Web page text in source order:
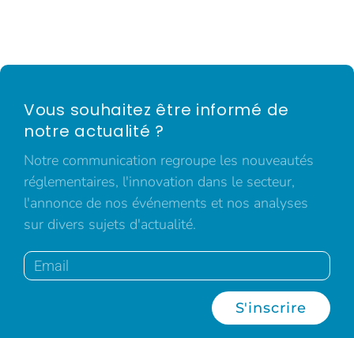
Vous souhaitez être informé de
notre actualité ?
Notre communication regroupe les nouveautés
réglementaires, l'innovation dans le secteur,
l'annonce de nos événements et nos analyses
sur divers sujets d'actualité.
S'inscrire